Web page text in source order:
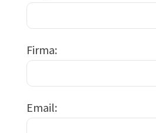
Firma
Email